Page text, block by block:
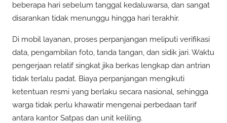
beberapa hari sebelum tanggal kedaluwarsa, dan sangat
disarankan tidak menunggu hingga hari terakhir.
Di mobil layanan, proses perpanjangan meliputi verifikasi
data, pengambilan foto, tanda tangan, dan sidik jari. Waktu
pengerjaan relatif singkat jika berkas lengkap dan antrian
tidak terlalu padat. Biaya perpanjangan mengikuti
ketentuan resmi yang berlaku secara nasional, sehingga
warga tidak perlu khawatir mengenai perbedaan tarif
antara kantor Satpas dan unit keliling.